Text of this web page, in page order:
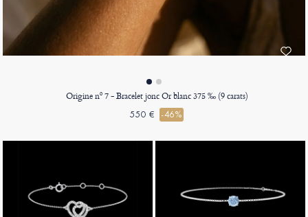
Origine nº 7 - Bracelet jonc Or blanc 375 ‰ (9 carats)
550 € -46%